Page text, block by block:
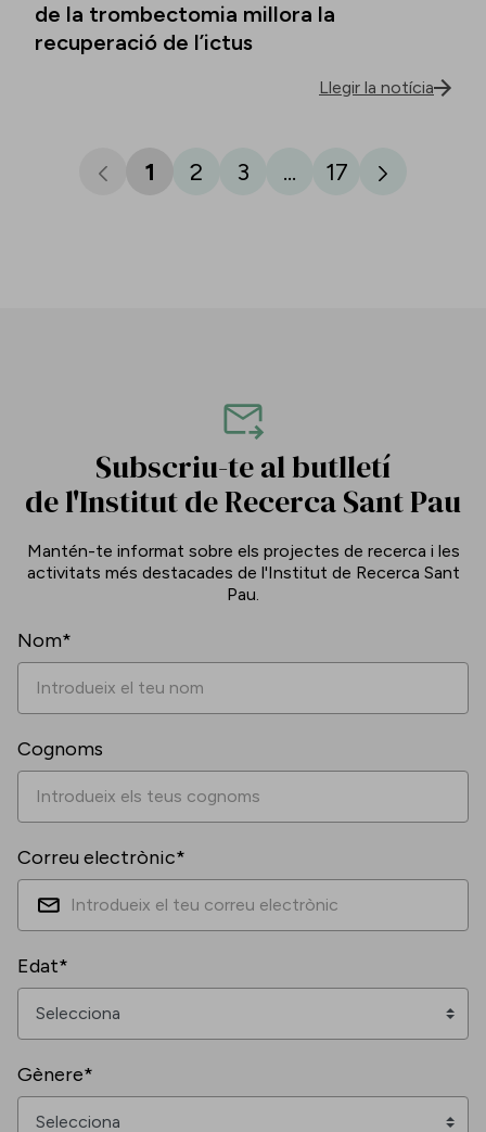
de la trombectomia millora la
recuperació de l’ictus
Llegir la notícia
1 2 3 ... 17
Subscriu-te al butlletí
de l'Institut de Recerca Sant Pau
Mantén-te informat sobre els projectes de recerca i les
activitats més destacades de l'Institut de Recerca Sant
Pau.
Nom*
Cognoms
Correu electrònic*
Edat*
Gènere*